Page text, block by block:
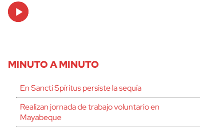
Audio
Player
MINUTO A MINUTO
En Sancti Spíritus persiste la sequía
Realizan jornada de trabajo voluntario en
Mayabeque